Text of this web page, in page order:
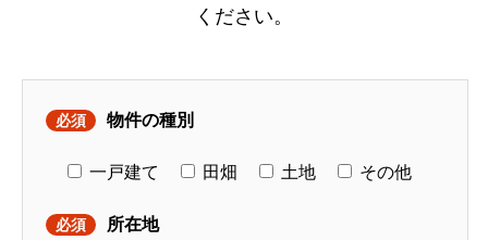
ください。
必須 物件の種別
一戸建て 田畑 土地 その他
必須 所在地